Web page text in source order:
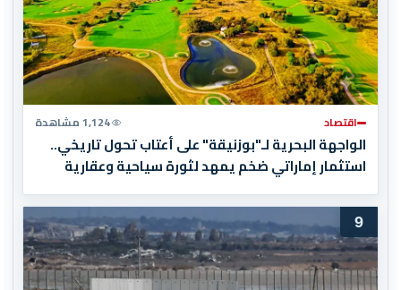
اقتصاد 1,124 مشاهدة
الواجهة البحرية لـ"بوزنيقة" على أعتاب تحول تاريخي..
استثمار إماراتي ضخم يمهد لثورة سياحية وعقارية
9